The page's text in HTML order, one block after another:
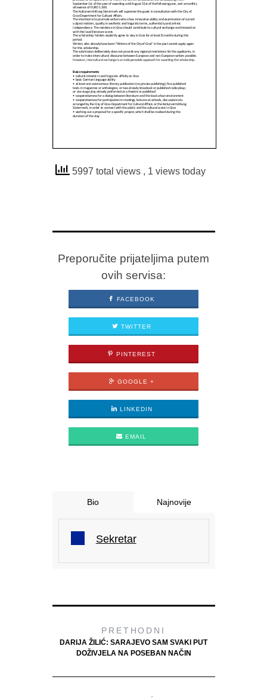
5997 total views , 1 views today
Preporučite prijateljima putem
ovih servisa:
FACEBOOK
TWITTER
PINTEREST
GOOGLE +
LINKEDIN
EMAIL
Bio Najnovije
Sekretar
PRETHODNI
DARIJA ŽILIĆ: SARAJEVO SAM SVAKI PUT
DOŽIVJELA NA POSEBAN NAČIN